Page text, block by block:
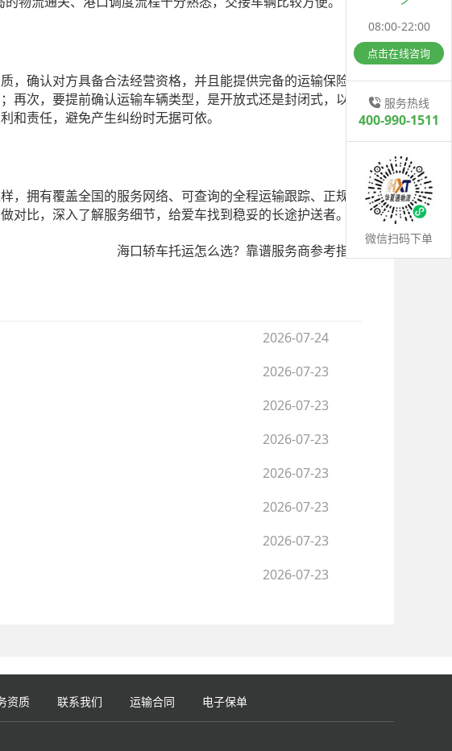
，确认对方具备合法经营资格，并且能提供完备的运输保险；
次，要提前确认运输车辆类型，是开放式还是封闭式，以及
和责任，避免产生纠纷时无据可依。
拥有覆盖全国的服务网络、可查询的全程运输跟踪、正规的
比，深入了解服务细节，给爱车找到稳妥的长途护送者。
海口轿车托运怎么选？靠谱服务商参考指南
2026-07-24
2026-07-23
2026-07-23
2026-07-23
2026-07-23
2026-07-23
2026-07-23
2026-07-23
资质 联系我们 运输合同 电子保单
08:00-22:00
点击在线咨询
服务热线
400-990-1511
微信扫码下单